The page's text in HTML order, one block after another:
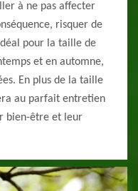
à ne pas affecter
risquer de
pour la taille de
et en automne,
En plus de la taille
au parfait entretien
bien-être et leur